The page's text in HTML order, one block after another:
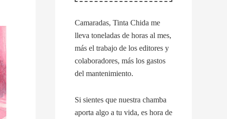
Camaradas, Tinta Chida me
lleva toneladas de horas al mes,
más el trabajo de los editores y
colaboradores, más los gastos
del mantenimiento.
Si sientes que nuestra chamba
aporta algo a tu vida, es hora de